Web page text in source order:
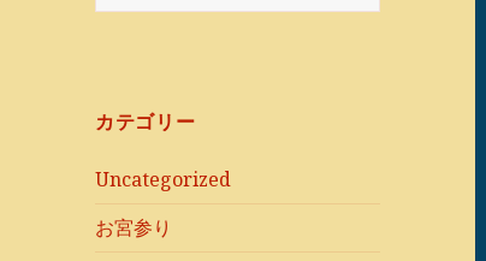
索:
カテゴリー
Uncategorized
お宮参り